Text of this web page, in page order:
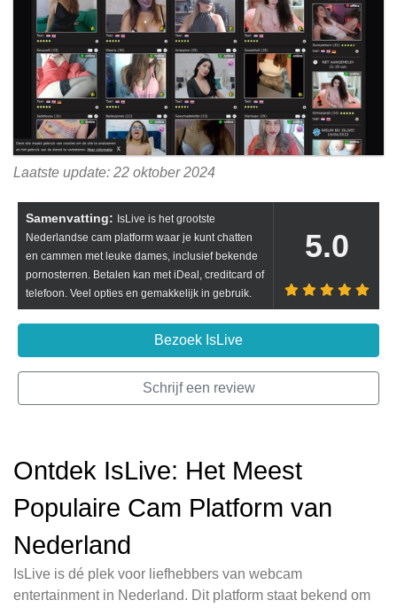
Laatste update: 22 oktober 2024
Samenvatting: IsLive is het grootste
Nederlandse cam platform waar je kunt chatten
en cammen met leuke dames, inclusief bekende
pornosterren. Betalen kan met iDeal, creditcard of
telefoon. Veel opties en gemakkelijk in gebruik.
5.0
Bezoek IsLive
Schrijf een review
Ontdek IsLive: Het Meest
Populaire Cam Platform van
Nederland
IsLive is dé plek voor liefhebbers van webcam
entertainment in Nederland. Dit platform staat bekend om